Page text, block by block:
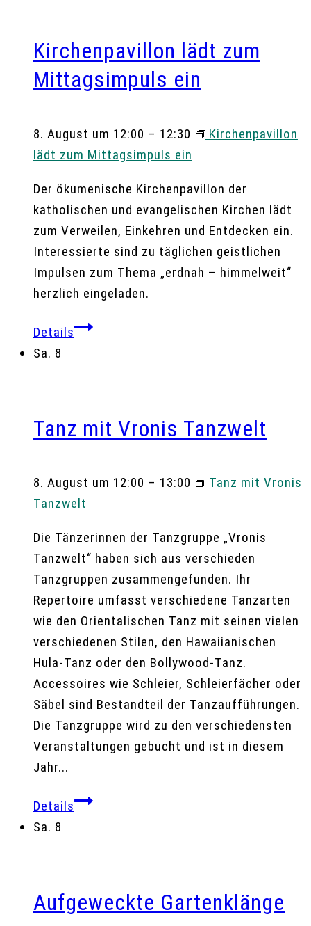
Kirchenpavillon lädt zum
Mittagsimpuls ein
8. August um 12:00 – 12:30
Kirchenpavillon
lädt zum Mittagsimpuls ein
Der ökumenische Kirchenpavillon der
katholischen und evangelischen Kirchen lädt
zum Verweilen, Einkehren und Entdecken ein.
Interessierte sind zu täglichen geistlichen
Impulsen zum Thema „erdnah – himmelweit“
herzlich eingeladen.
Details
Sa. 8
Tanz mit Vronis Tanzwelt
8. August um 12:00 – 13:00
Tanz mit Vronis
Tanzwelt
Die Tänzerinnen der Tanzgruppe „Vronis
Tanzwelt“ haben sich aus verschieden
Tanzgruppen zusammengefunden. Ihr
Repertoire umfasst verschiedene Tanzarten
wie den Orientalischen Tanz mit seinen vielen
verschiedenen Stilen, den Hawaiianischen
Hula-Tanz oder den Bollywood-Tanz.
Accessoires wie Schleier, Schleierfächer oder
Säbel sind Bestandteil der Tanzaufführungen.
Die Tanzgruppe wird zu den verschiedensten
Veranstaltungen gebucht und ist in diesem
Jahr...
Details
Sa. 8
Aufgeweckte Gartenklänge